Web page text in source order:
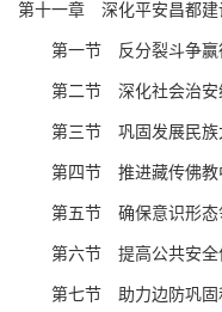
第十一章 深化平安昌都建
第一节 反分裂斗争
第二节 深化社会治安
第三节 巩固发展民
第 四节 推进藏传佛
第五节 确保意识形
第六节 提高公共安全
第七节 助力边防巩